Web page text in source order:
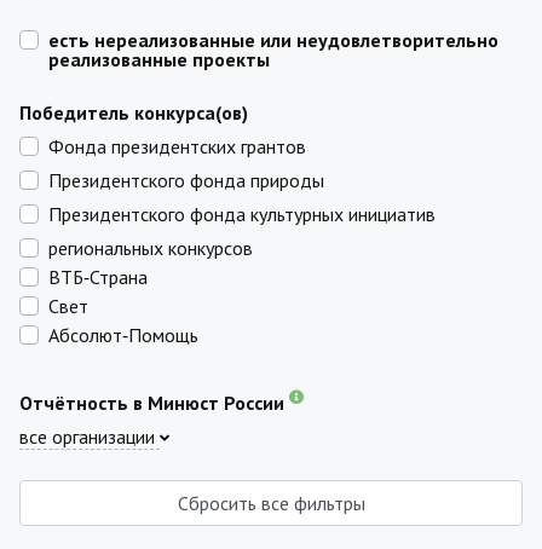
есть нереализованные или неудовлетворительно
реализованные проекты
Победитель конкурса(ов)
Фонда президентских грантов
Президентского фонда природы
Президентского фонда культурных инициатив
региональных конкурсов
ВТБ‑Страна
Свет
Абсолют‑Помощь
Отчётность в Минюст России
все организации
Сбросить все фильтры